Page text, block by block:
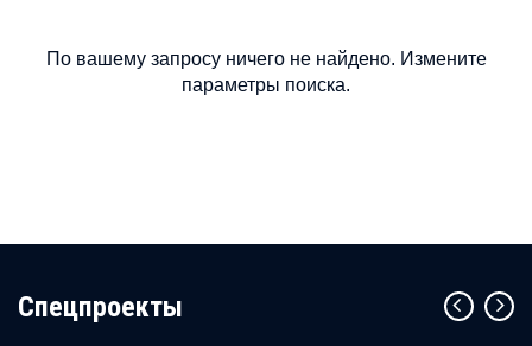
По вашему запросу ничего не найдено. Измените
параметры поиска.
Cпецпроекты